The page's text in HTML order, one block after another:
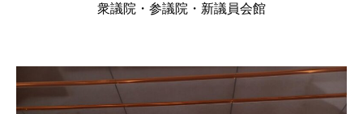
衆議院・参議院・新議員会館